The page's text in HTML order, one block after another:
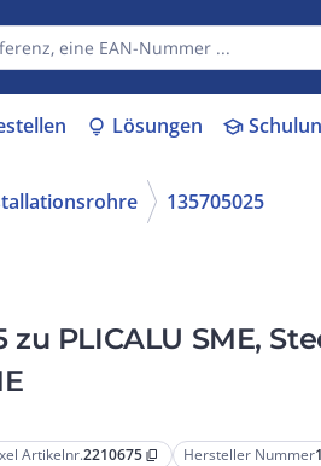
lightbulb Lösungen school
135705025
PLICALU SME,
Artikelnr.2210675 content_copy Hersteller Nummer